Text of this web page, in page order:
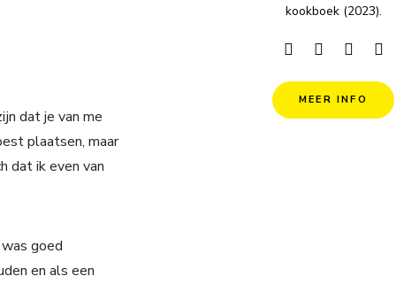
dat je van me
plaatsen, maar
dat ik even van
goed
en als een
kookboek (2023).
MEER INFO